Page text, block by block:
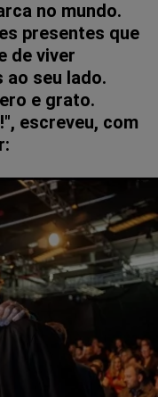
no mundo.
presentes que
de viver
​​ao seu lado.
e grato.
escreveu, com